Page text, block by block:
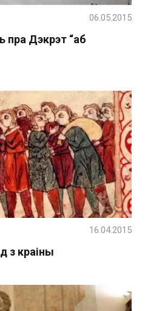
пра Дэкрэт “аб
06.05.2015
з краіны
16.04.2015